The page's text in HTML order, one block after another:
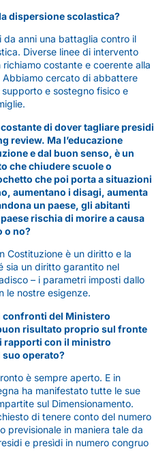
dispersione scolastica?
da anni una battaglia contro il
Diverse linee di intervento
costante e coerente alla
cercato di abbattere
e sostegno fisico e
di dover tagliare presidi
review. Ma l’educazione
e dal buon senso, è un
che chiudere scuole o
che poi porta a situazioni
aumentano i disagi, aumenta
un paese, gli abitanti
rischia di morire a causa
o no?
Costituzione è un diritto e la
sia un diritto garantito nel
– i parametri imposti dallo
le nostre esigenze.
confronti del Ministero
risultato proprio sul fronte
rapporti con il ministro
suo operato?
è sempre aperto. E in
ha manifestato tutte le sue
sul Dimensionamento.
di tenere conto del numero
previsionale in maniera tale da
e presìdi in numero congruo